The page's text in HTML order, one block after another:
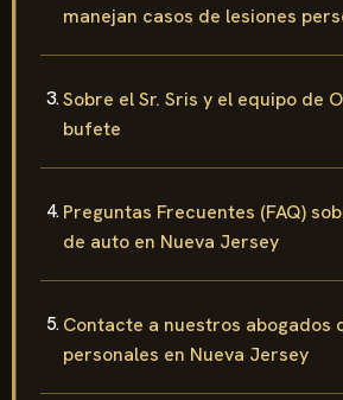
manejan casos de lesiones
Sobre el Sr. Sris y el equipo de
bufete
Preguntas Frecuentes (FAQ)
de auto en Nueva Jersey
Contacte a nuestros abogados
personales en Nueva Jersey